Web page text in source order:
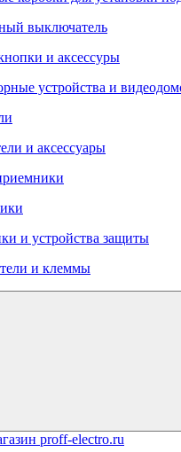
выключатель
и аксессуры
устройства и
и аксессуары
и устройства защиты
и клеммы